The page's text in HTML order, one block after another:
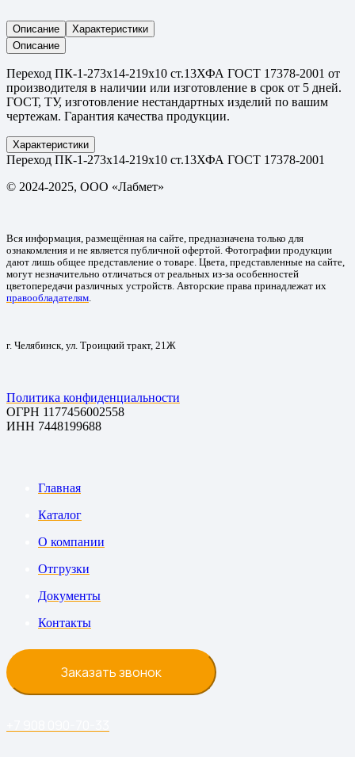
Описание
Характеристики
Описание
Переход ПК-1-273х14-219х10 ст.13ХФА ГОСТ 17378-2001 от
производителя в наличии или изготовление в срок от 5 дней.
ГОСТ, ТУ, изготовление нестандартных изделий по вашим
чертежам. Гарантия качества продукции.
Характеристики
Переход ПК-1-273х14-219х10 ст.13ХФА ГОСТ 17378-2001
© 2024-2025, ООО «Лабмет»
Вся информация, размещённая на сайте, предназначена только для
ознакомления и не является публичной офертой. Фотографии продукции
дают лишь общее представление о товаре. Цвета, представленные на сайте,
могут незначительно отличаться от реальных из-за особенностей
цветопередачи различных устройств. Авторские права принадлежат их
правообладателям
г. Челябинск, ул. Троицкий тракт, 21Ж
Политика конфиденциальности
ОГРН 1177456002558
ИНН 7448199688
Главная
Каталог
О компании
Отгрузки
Документы
Контакты
Заказать звонок